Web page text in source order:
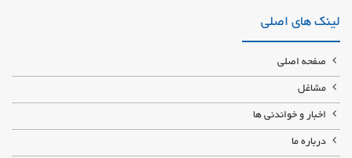
اجرای کناف با زیرسازی مقاوم همراه با بهترین پانل های موجود در بازار ایران
لینک های اصلی
صفحه اصلی
مشاغل
اخبار و خواندنی ها
درباره ما